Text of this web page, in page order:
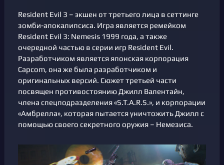
Resident Evil 3 – экшен от третьего лица в сеттинге
зомби-апокалипсиса. Игра является ремейком
Resident Evil 3: Nemesis 1999 года, а также
очередной частью в серии игр Resident Evil.
Разработчиком является японская корпорация
Capcom, она же была разработчиком и
оригинальных версий. Сюжет третьей части
посвящен противостоянию Джилл Валентайн,
члена спецподразделения «S.T.A.R.S.», и корпорации
«Амбрелла», которая пытается уничтожить Джилл с
помощью своего секретного оружия – Немезиса.